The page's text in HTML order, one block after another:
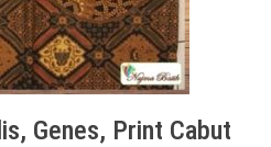
Genes, Print Cabut